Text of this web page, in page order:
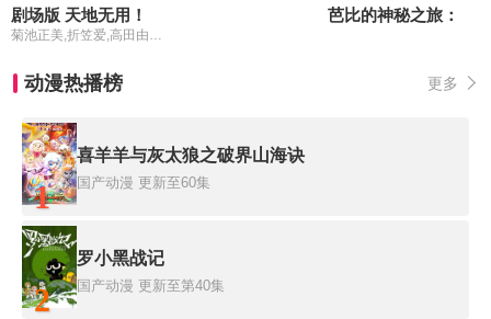
菊池正美,折笠爱,高田由美,井上喜久子,水谷优子,天野由梨
动漫热播榜 更多
1
喜羊羊与灰太狼之破界山海诀
国产动漫 更新至60集
2
罗小黑战记
国产动漫 更新至第40集